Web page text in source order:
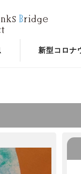
新型コロナ